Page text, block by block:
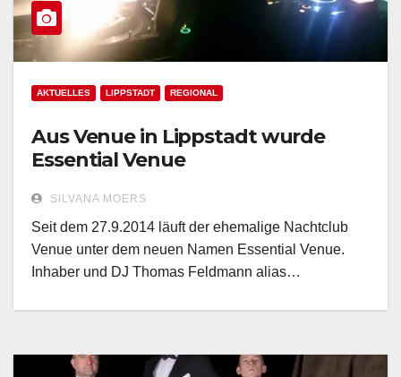
AKTUELLES LIPPSTADT REGIONAL
Aus Venue in Lippstadt wurde
Essential Venue
SILVANA MOERS
Seit dem 27.9.2014 läuft der ehemalige Nachtclub
Venue unter dem neuen Namen Essential Venue.
Inhaber und DJ Thomas Feldmann alias…